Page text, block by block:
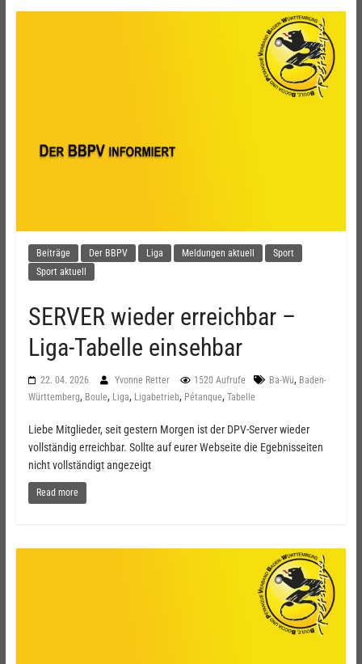
Beiträge Der BBPV Liga Meldungen aktuell
Sport
Sport aktuell
SERVER wieder erreichbar –
Liga-Tabelle einsehbar
22. 04. 2026 Yvonne Retter 1520 Aufrufe Ba-Wü, Baden-
Württemberg, Boule, Liga, Ligabetrieb, Pétanque, Tabelle
Liebe Mitglieder, seit gestern Morgen ist der DPV-Server wieder
vollständig erreichbar. Sollte auf eurer Webseite die Egebnisseiten
nicht vollständigt angezeigt
Read more